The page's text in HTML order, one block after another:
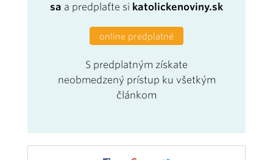
sa a predplaťte si katolickenoviny.sk
online predplatné
S predplatným získate
neobmedzený prístup ku všetkým
článkom